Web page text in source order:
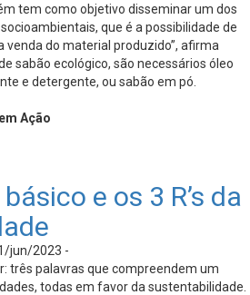
tem como objetivo disseminar um dos
que é a possibilidade de
venda do material produzido”, afirma
sabão ecológico, são necessários óleo
e detergente, ou sabão em pó.
Ação
e os 3 R’s da
jun/2023 -
três palavras que compreendem um
todas em favor da sustentabilidade.